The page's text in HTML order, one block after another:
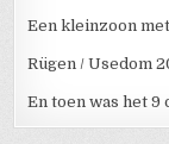
Een kleinzoon
Rügen / Usedom
En toen was het